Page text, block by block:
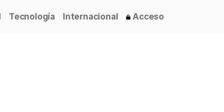
Tecnología Internacional Acceso